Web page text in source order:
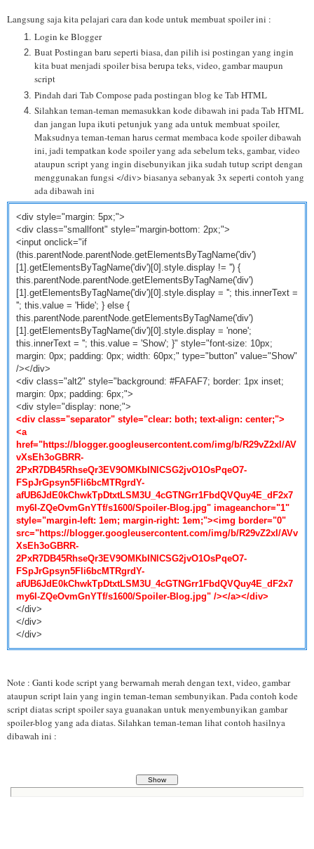
Langsung saja kita pelajari cara dan kode untuk membuat spoiler ini :
Login ke Blogger
Buat Postingan baru seperti biasa, dan pilih isi postingan yang ingin
kita buat menjadi spoiler bisa berupa teks, video, gambar maupun
script
Pindah dari Tab Compose pada postingan blog ke Tab HTML
Silahkan teman-teman memasukkan kode dibawah ini pada Tab HTML
dan jangan lupa ikuti petunjuk yang ada untuk membuat spoiler,
Maksudnya teman-teman harus cermat membaca kode spoiler dibawah
ini, jadi tempatkan kode spoiler yang ada sebelum teks, gambar, video
ataupun script yang ingin disebunyikan jika sudah tutup script dengan
menggunakan fungsi </div> biasanya sebanyak 3x seperti contoh yang
ada dibawah ini
<div style="margin: 5px;">
<div class="smallfont" style="margin-bottom: 2px;">
<input onclick="if
(this.parentNode.parentNode.getElementsByTagName('div')
[1].getElementsByTagName('div')[0].style.display != '') {
this.parentNode.parentNode.getElementsByTagName('div')
[1].getElementsByTagName('div')[0].style.display = ''; this.innerText =
''; this.value = 'Hide'; } else {
this.parentNode.parentNode.getElementsByTagName('div')
[1].getElementsByTagName('div')[0].style.display = 'none';
this.innerText = ''; this.value = 'Show'; }" style="font-size: 10px;
margin: 0px; padding: 0px; width: 60px;" type="button" value="Show"
/></div>
<div class="alt2" style="background: #FAFAF7; border: 1px inset;
margin: 0px; padding: 6px;">
<div style="display: none;">
<div class="separator" style="clear: both; text-align: center;">
<a
href="https://blogger.googleusercontent.com/img/b/R29vZ2xl/AV
vXsEh3oGBRR-
2PxR7DB45RhseQr3EV9OMKbINlCSG2jvO1OsPqeO7-
FSpJrGpsyn5Fli6bcMTRgrdY-
afUB6JdE0kChwkTpDtxtLSM3U_4cGTNGrr1FbdQVQuy4E_dF2x7
my6I-ZQeOvmGnYTf/s1600/Spoiler-Blog.jpg" imageanchor="1"
style="margin-left: 1em; margin-right: 1em;"><img border="0"
src="https://blogger.googleusercontent.com/img/b/R29vZ2xl/AVv
XsEh3oGBRR-
2PxR7DB45RhseQr3EV9OMKbINlCSG2jvO1OsPqeO7-
FSpJrGpsyn5Fli6bcMTRgrdY-
afUB6JdE0kChwkTpDtxtLSM3U_4cGTNGrr1FbdQVQuy4E_dF2x7
my6I-ZQeOvmGnYTf/s1600/Spoiler-Blog.jpg" /></a></div>
</div>
</div>
</div>
Note : Ganti kode script yang berwarnah merah dengan text, video, gambar
ataupun script lain yang ingin teman-teman sembunyikan. Pada contoh kode
script diatas script spoiler saya guanakan untuk menyembunyikan gambar
spoiler-blog yang ada diatas. Silahkan teman-teman lihat contoh hasilnya
dibawah ini :